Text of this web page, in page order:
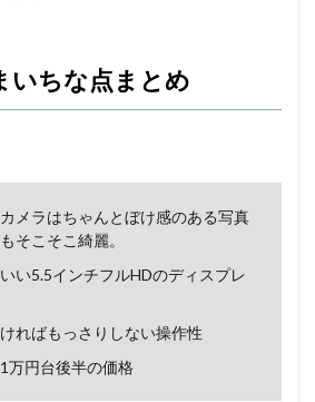
いちな点まとめ
メラはちゃんとぼけ感のある写真
そこそこ綺麗。
い5.5インチフルHDのディスプレ
ればもっさりしない操作性
万円台後半の価格